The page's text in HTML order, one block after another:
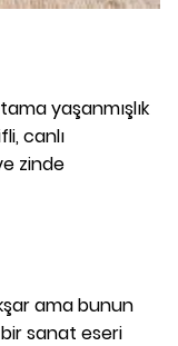
yaşanmışlık
canlı
zinde
ama bunun
sanat eseri